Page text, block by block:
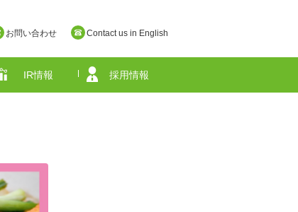
お問い合わせ Contact us in English
奈良県
IR情報 採用情報